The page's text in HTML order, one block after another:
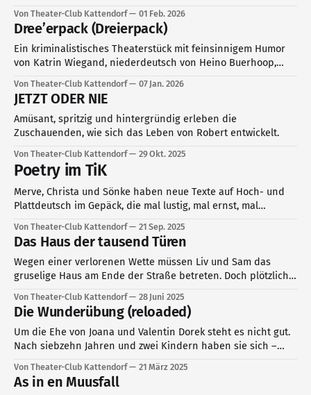
Themen von amüsant bis ernst – natürlich erneut auf Hoch-
und Plattdeutsch. Nach einer Pause ist das Impro-Theater
Hamburg zu Gast. Dieses Mal haben sie
Von Theater-Club Kattendorf 01 Feb. 2026
Dree’erpack (Dreierpack)
Ein kriminalistisches Theaterstück mit feinsinnigem Humor
von Katrin Wiegand, niederdeutsch von Heino Buerhoop,
Niederdeutschen Bühne Kiel im Februar 2026 im TiK.
Von Theater-Club Kattendorf 07 Jan. 2026
JETZT ODER NIE
Amüsant, spritzig und hintergründig erleben die
Zuschauenden, wie sich das Leben von Robert entwickelt.
Von Theater-Club Kattendorf 29 Okt. 2025
Poetry im TiK
Merve, Christa und Sönke haben neue Texte auf Hoch- und
Plattdeutsch im Gepäck, die mal lustig, mal ernst, mal
kreativ, kurzweilig, unterhaltsam und mit persönlicher
Handschrift sind.
Von Theater-Club Kattendorf 21 Sep. 2025
Das Haus der tausend Türen
Wegen einer verlorenen Wette müssen Liv und Sam das
gruselige Haus am Ende der Straße betreten. Doch plötzlich
im Haus der tausend Türen.
Von Theater-Club Kattendorf 28 Juni 2025
Die Wunderübung (reloaded)
Um die Ehe von Joana und Valentin Dorek steht es nicht gut.
Nach siebzehn Jahren und zwei Kindern haben sie sich –
Paartherapeutin soll retten, was allem Anschein nach nicht
mehr zu retten ist.
Von Theater-Club Kattendorf 21 März 2025
As in en Muusfall